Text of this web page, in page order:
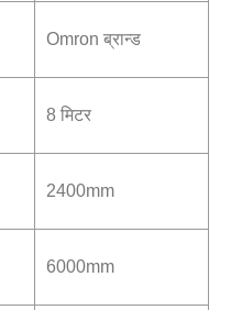
Omron ब्रान्ड
8 मिटर
2400mm
6000mm